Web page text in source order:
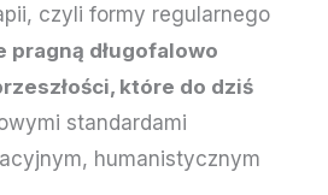
czyli formy regularnego
pragną długofalowo
które do dziś
standardami
humanistycznym